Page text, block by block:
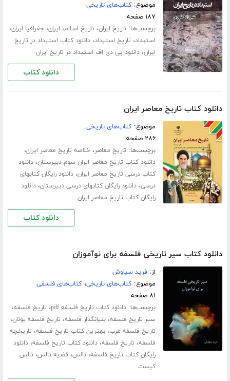
موضوع:کتاب‌های تاریخی
۱۸۷ صفحه
برچسب‌ها: تاریخ ایران، تاریخ اسلام، ایران، جغرافیا ایران،
استبداد، تاریخ استبداد،دانلود کتاب استبداد در تاریخ
ایران،دانلود پی دی اف استبداد در تاریخ ایران
دانلود کتاب
دانلود کتاب تاریخ معاصر ایران
موضوع:کتاب‌های تاریخی
۲۸۶ صفحه
برچسب‌ها: تاریخ معاصر، خلاصه تاریخ معاصر ایران،
دانلود کتاب تاریخ معاصر ایران سوم دبیرستان،دانلود
کتاب درسی تاریخ معاصر ایران،دانلود رایگان کتابهای
درسی،دانلود رایگان کتابهای درسی دبیرستان،دانلود
رایگان کتاب تاریخ معاصر ایران
دانلود کتاب
دانلود کتاب سیر تاریخی فلسفه برای نوآموزان
از:فرید سیاوش
موضوع:کتاب‌های تاریخی،کتاب‌های فلسفی
۸۱ صفحه
برچسب‌ها:دانلود کتاب تاریخ فلسفه pdf ، تاریخ فلسفه،
سیر تاریخ فلسفه،بنیانگذار فلسفه، تاریخ فلسفه یونان،
تاریخ فلسفه غرب،بهترین کتاب تاریخ فلسفه، تاریخچه
فلسفه، تاریخ فلسفه،دانلود کتاب تاریخ فلسفه،دانلود
رایگان کتاب تاریخ فلسفه، تالس، قضیه تالس، تالس
کیست